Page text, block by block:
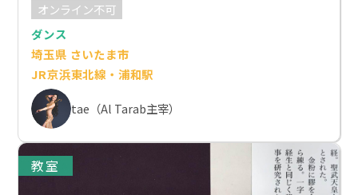
オンライン不可
ダンス
埼玉県 さいたま市
JR京浜東北線・浦和駅
tae（Al Tarab主宰）
教室